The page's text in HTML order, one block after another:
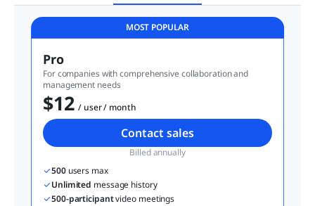
MOST POPULAR
Pro
For companies with comprehensive collaboration and
management needs
$12
  / user / month
Contact sales
Billed annually
500 users max
Unlimited message history
500-participant video meetings